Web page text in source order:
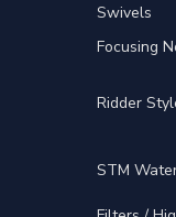
Swivels
Focusing
Ridder
STM